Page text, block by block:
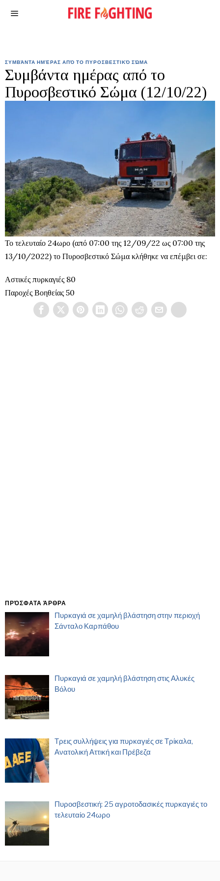
ΣΥΜΒΆΝΤΑ ΗΜΈΡΑΣ ΑΠΌ ΤΟ ΠΥΡΟΣΒΕΣΤΙΚΌ ΣΏΜΑ
Συμβάντα ημέρας από το
Πυροσβεστικό Σώμα (12/10/22)
Το τελευταίο 24ωρο (από 07:00 της 12/09/22 ως 07:00 της
13/10/2022) το Πυροσβεστικό Σώμα κλήθηκε να επέμβει σε:
Αστικές πυρκαγιές 80
Παροχές Βοηθείας 50
ΠΡΌΣΦΑΤΑ ΆΡΘΡΑ
Πυρκαγιά σε χαμηλή βλάστηση στην περιοχή
Σάνταλο Καρπάθου
Πυρκαγιά σε χαμηλή βλάστηση στις Αλυκές
Βόλου
Τρεις συλλήψεις για πυρκαγιές σε Τρίκαλα,
Ανατολική Αττική και Πρέβεζα
Πυροσβεστική: 25 αγροτοδασικές πυρκαγιές το
τελευταίο 24ωρο